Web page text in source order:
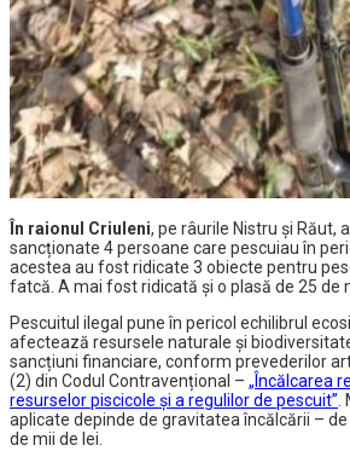
În raionul Criuleni, pe râurile Nistru și Răut,
sancționate 4 persoane care pescuiau în
acestea au fost ridicate 3 obiecte pentru
fatcă. A mai fost ridicată și o plasă de 25 de
Pescuitul ilegal pune în pericol echilibrul
afectează resursele naturale și
sancțiuni financiare, conform prevederilor
(2) din Codul Contravențional – „Încălcarea
resurselor piscicole şi a regulilor de pescuit”
aplicate depinde de gravitatea încălcării – de
de mii de lei.